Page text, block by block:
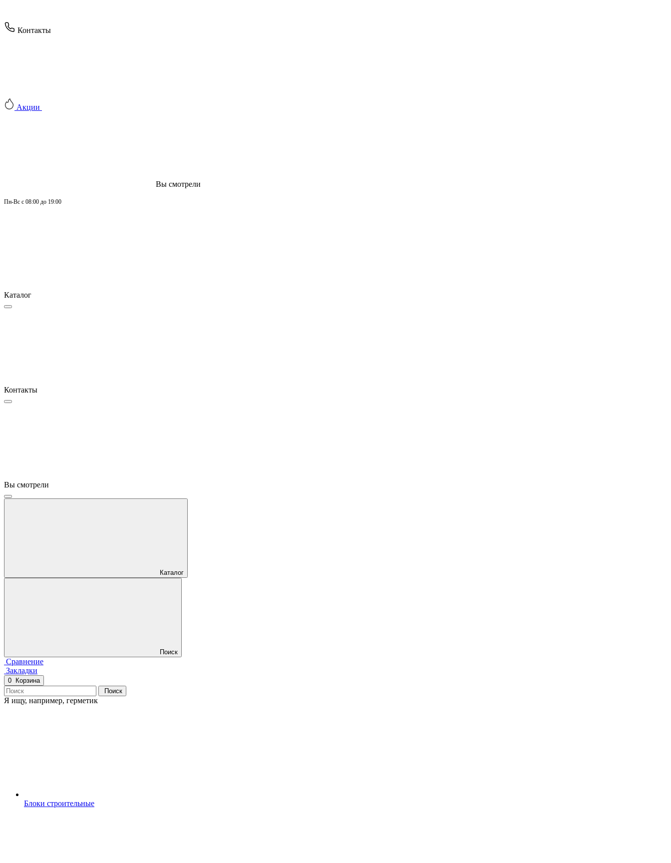
Контакты
Акции
Вы смотрели
Пн-Вс с 08:00 до 19:00
Каталог
Контакты
Вы смотрели
Каталог
Поиск
Сравнение
Закладки
0
Корзина
Поиск
Я ищу, например, герметик
Блоки строительные